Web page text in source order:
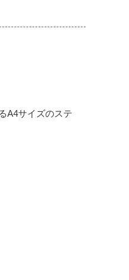
A4サイズのステ